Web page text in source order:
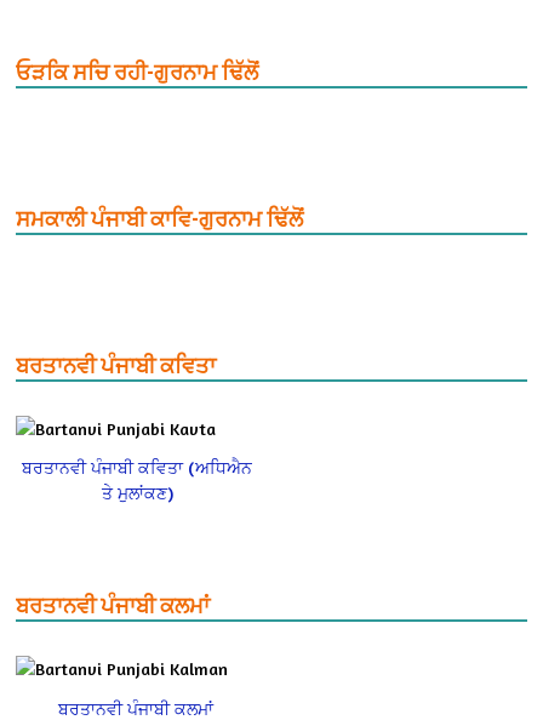
ਓੜਕਿ ਸਚਿ ਰਹੀ-ਗੁਰਨਾਮ ਢਿੱਲੋਂ
ਸਮਕਾਲੀ ਪੰਜਾਬੀ ਕਾਵਿ-ਗੁਰਨਾਮ ਢਿੱਲੋਂ
ਬਰਤਾਨਵੀ ਪੰਜਾਬੀ ਕਵਿਤਾ
ਬਰਤਾਨਵੀ ਪੰਜਾਬੀ ਕਵਿਤਾ (ਅਧਿਐਨ
ਤੇ ਮੁਲਾਂਕਣ)
ਬਰਤਾਨਵੀ ਪੰਜਾਬੀ ਕਲਮਾਂ
ਬਰਤਾਨਵੀ ਪੰਜਾਬੀ ਕਲਮਾਂ